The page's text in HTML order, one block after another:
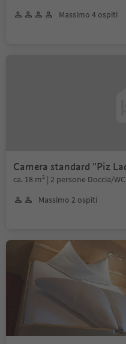
Massimo 4 ospiti
Camera standard "Piz
ca. 18 m² | 2 persone Doccia/
Massimo 2 ospiti